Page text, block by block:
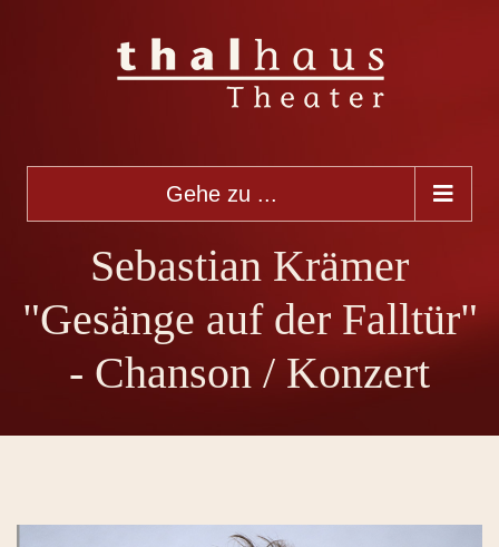
Gehe zu ...
Sebastian Krämer
"Gesänge auf der Falltür"
- Chanson / Konzert